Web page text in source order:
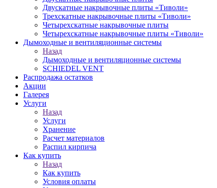
Двускатные накрывочные плиты «Тиволи»
Трехскатные накрывочные плиты «Тиволи»
Четырехскатные накрывочные плиты
Четырехскатные накрывочные плиты «Тиволи»
Дымоходные и вентиляционные системы
Назад
Дымоходные и вентиляционные системы
SCHIEDEL VENT
Распродажа остатков
Акции
Галерея
Услуги
Назад
Услуги
Хранение
Расчет материалов
Распил кирпича
Как купить
Назад
Как купить
Условия оплаты